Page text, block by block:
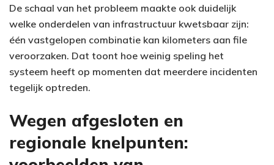
De schaal van het probleem maakte ook duidelijk
welke onderdelen van infrastructuur kwetsbaar zijn:
één vastgelopen combinatie kan kilometers aan file
veroorzaken. Dat toont hoe weinig speling het
systeem heeft op momenten dat meerdere incidenten
tegelijk optreden.
Wegen afgesloten en
regionale knelpunten: